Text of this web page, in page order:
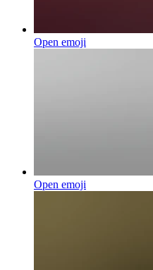
Open emoji
Open emoji